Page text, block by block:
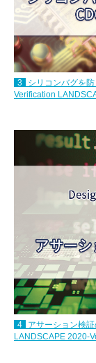
3
シリコンバグを
Verification
4
アサーション検
LANDSCAPE 2020-